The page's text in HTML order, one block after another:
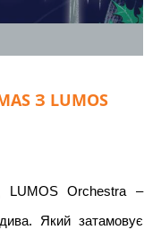
З LUMOS
LUMOS Orchestra –
Який затамовує